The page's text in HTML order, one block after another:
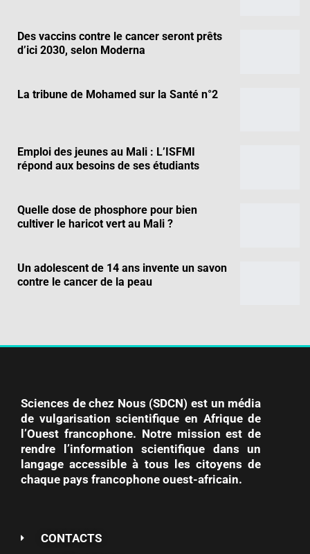
Des vaccins contre le cancer seront prêts
d’ici 2030, selon Moderna
La tribune de Mohamed sur la Santé n°2
Emploi des jeunes au Mali : L’ISFMI
répond aux besoins de ses étudiants
Quelle dose de phosphore pour bien
cultiver le haricot vert au Mali ?
Un adolescent de 14 ans invente un savon
contre le cancer de la peau
Sciences de chez Nous (SDCN) est un média
de vulgarisation scientifique en Afrique de
l’Ouest francophone. Notre mission est de
rendre l’information scientifique dans un
langage accessible à tous les citoyens de
chaque pays francophone ouest-africain.
CONTACTS